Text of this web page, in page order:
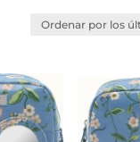
los